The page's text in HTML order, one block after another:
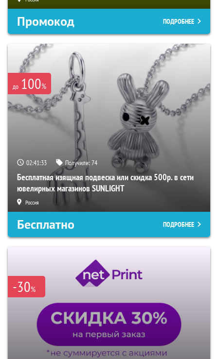
Промокод ПОДРОБНЕЕ
до 100%
02:41:32 Получили:74
Бесплатная изящная подвеска или скидка 500р. в сети
ювелирных магазинов SUNLIGHT
Россия
Бесплатно ПОДРОБНЕЕ
-30%